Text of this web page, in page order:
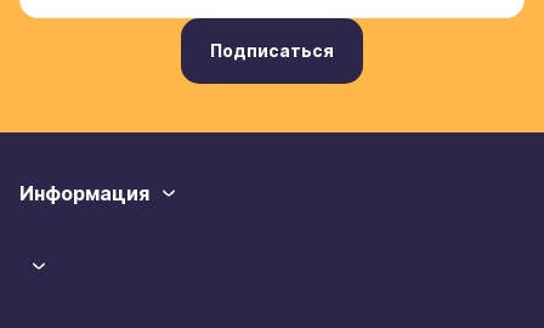
Подписаться
Информация